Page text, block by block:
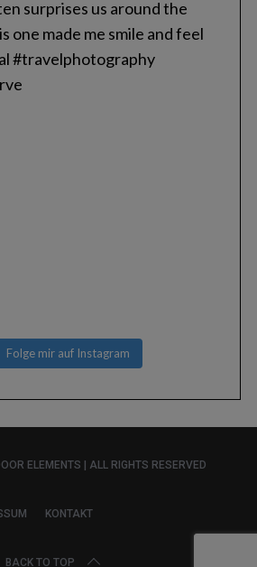
Folge mir auf Instagram
ELEMENTS | ALL RIGHTS RESERVED
KONTAKT
BACK TO TOP